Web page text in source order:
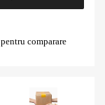
comparare